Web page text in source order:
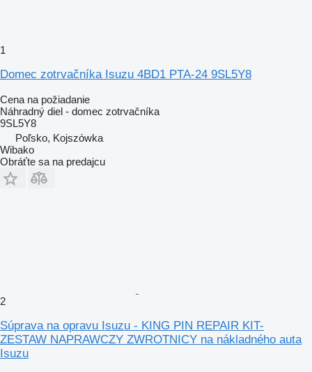
1
Domec zotrvačníka Isuzu 4BD1 PTA-24 9SL5Y8
Cena na požiadanie
Náhradný diel - domec zotrvačníka
9SL5Y8
Poľsko, Kojszówka
Wibako
Obráťte sa na predajcu
2
Súprava na opravu Isuzu - KING PIN REPAIR KIT-
ZESTAW NAPRAWCZY ZWROTNICY na nákladného auta
Isuzu